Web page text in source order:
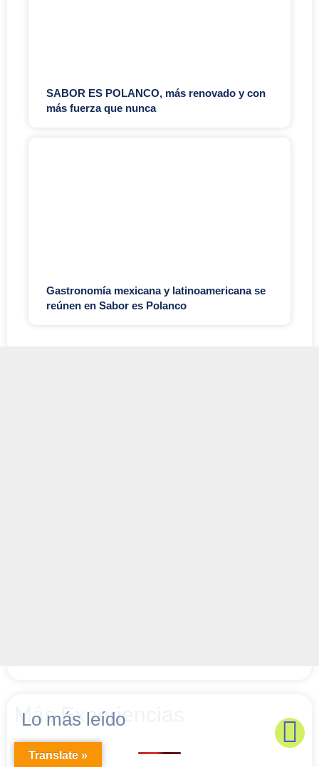
SABOR ES POLANCO, más renovado y con
más fuerza que nunca
Gastronomía mexicana y latinoamericana se
reúnen en Sabor es Polanco
Más Experiencias
Lo más leído
Translate »